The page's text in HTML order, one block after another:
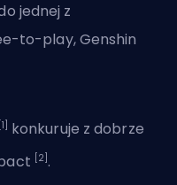
jednej z
to-play, Genshin
[1]
konkuruje z dobrze
[2] .